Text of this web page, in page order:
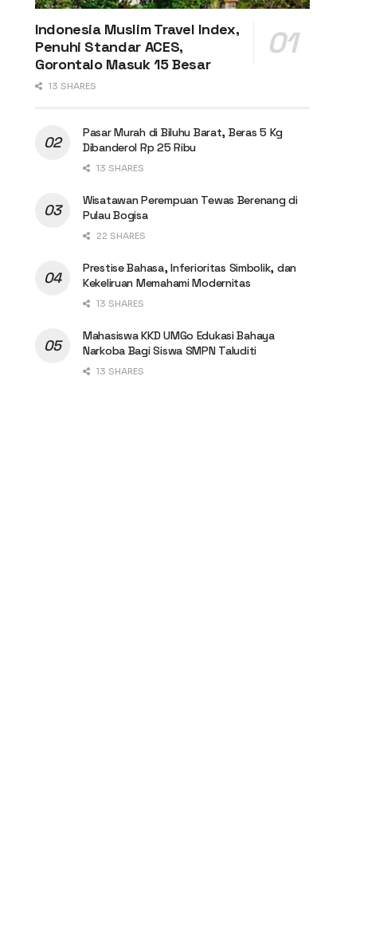
Indonesia Muslim Travel Index,
Penuhi Standar ACES,
Gorontalo Masuk 15 Besar
13 SHARES
Pasar Murah di Biluhu Barat, Beras 5 Kg
Dibanderol Rp 25 Ribu
13 SHARES
Wisatawan Perempuan Tewas Berenang di
Pulau Bogisa
22 SHARES
Prestise Bahasa, Inferioritas Simbolik, dan
Kekeliruan Memahami Modernitas
13 SHARES
Mahasiswa KKD UMGo Edukasi Bahaya
Narkoba Bagi Siswa SMPN Taluditi
13 SHARES